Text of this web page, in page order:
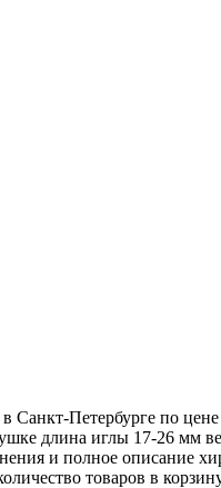
Петербурге по цене
длина иглы 17-26 мм
и полное
товаров в